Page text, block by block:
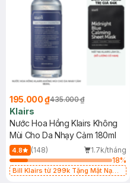
195.000 ₫435.000 ₫
Klairs
Nước Hoa Hồng Klairs Không
Mùi Cho Da Nhạy Cảm 180ml
4.8 (148)
1.7k/tháng
18%
Bill Klairs từ 299k Tặng Mặt Nạ